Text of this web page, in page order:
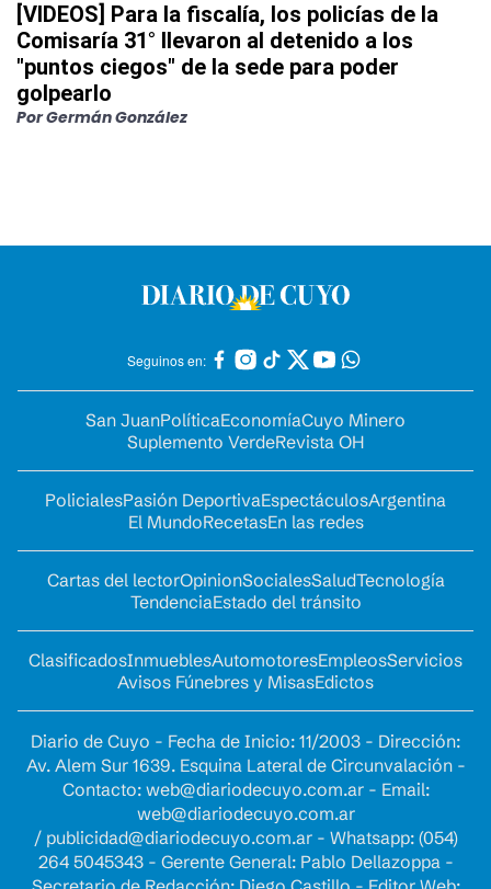
[VIDEOS] Para la fiscalía, los policías de la
Comisaría 31° llevaron al detenido a los
"puntos ciegos" de la sede para poder
golpearlo
PorGermán González
Seguinos en:
San JuanPolíticaEconomíaCuyo Minero
Suplemento VerdeRevista OH
PolicialesPasión DeportivaEspectáculosArgentina
El MundoRecetasEn las redes
Cartas del lectorOpinionSocialesSaludTecnología
TendenciaEstado del tránsito
ClasificadosInmueblesAutomotoresEmpleosServicios
Avisos Fúnebres y MisasEdictos
Diario de Cuyo - Fecha de Inicio: 11/2003 - Dirección:
Av. Alem Sur 1639. Esquina Lateral de Circunvalación -
Contacto: web@diariodecuyo.com.ar- Email:
web@diariodecuyo.com.ar
/ publicidad@diariodecuyo.com.ar- Whatsapp: (054)
264 5045343 - Gerente General: Pablo Dellazoppa -